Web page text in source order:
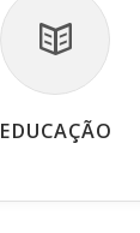
EDUCAÇÃO